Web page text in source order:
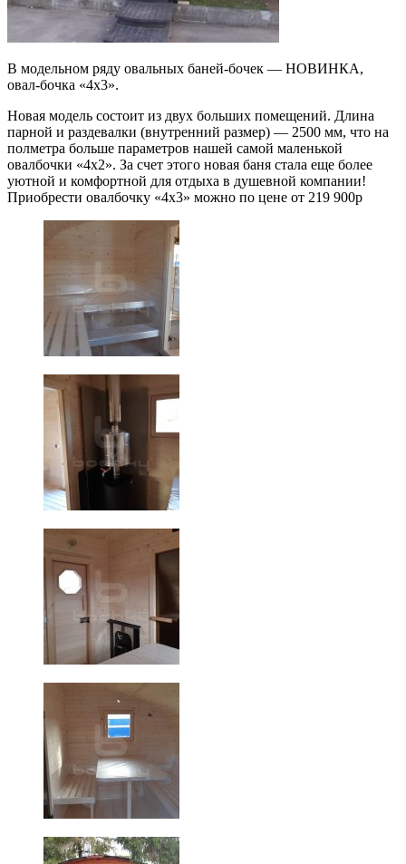
В модельном ряду овальных баней-бочек — НОВИНКА,
овал-бочка «4х3».
Новая модель состоит из двух больших помещений. Длина
парной и раздевалки (внутренний размер) — 2500 мм, что на
полметра больше параметров нашей самой маленькой
овалбочки «4х2». За счет этого новая баня стала еще более
уютной и комфортной для отдыха в душевной компании!
Приобрести овалбочку «4х3» можно по цене от 219 900р